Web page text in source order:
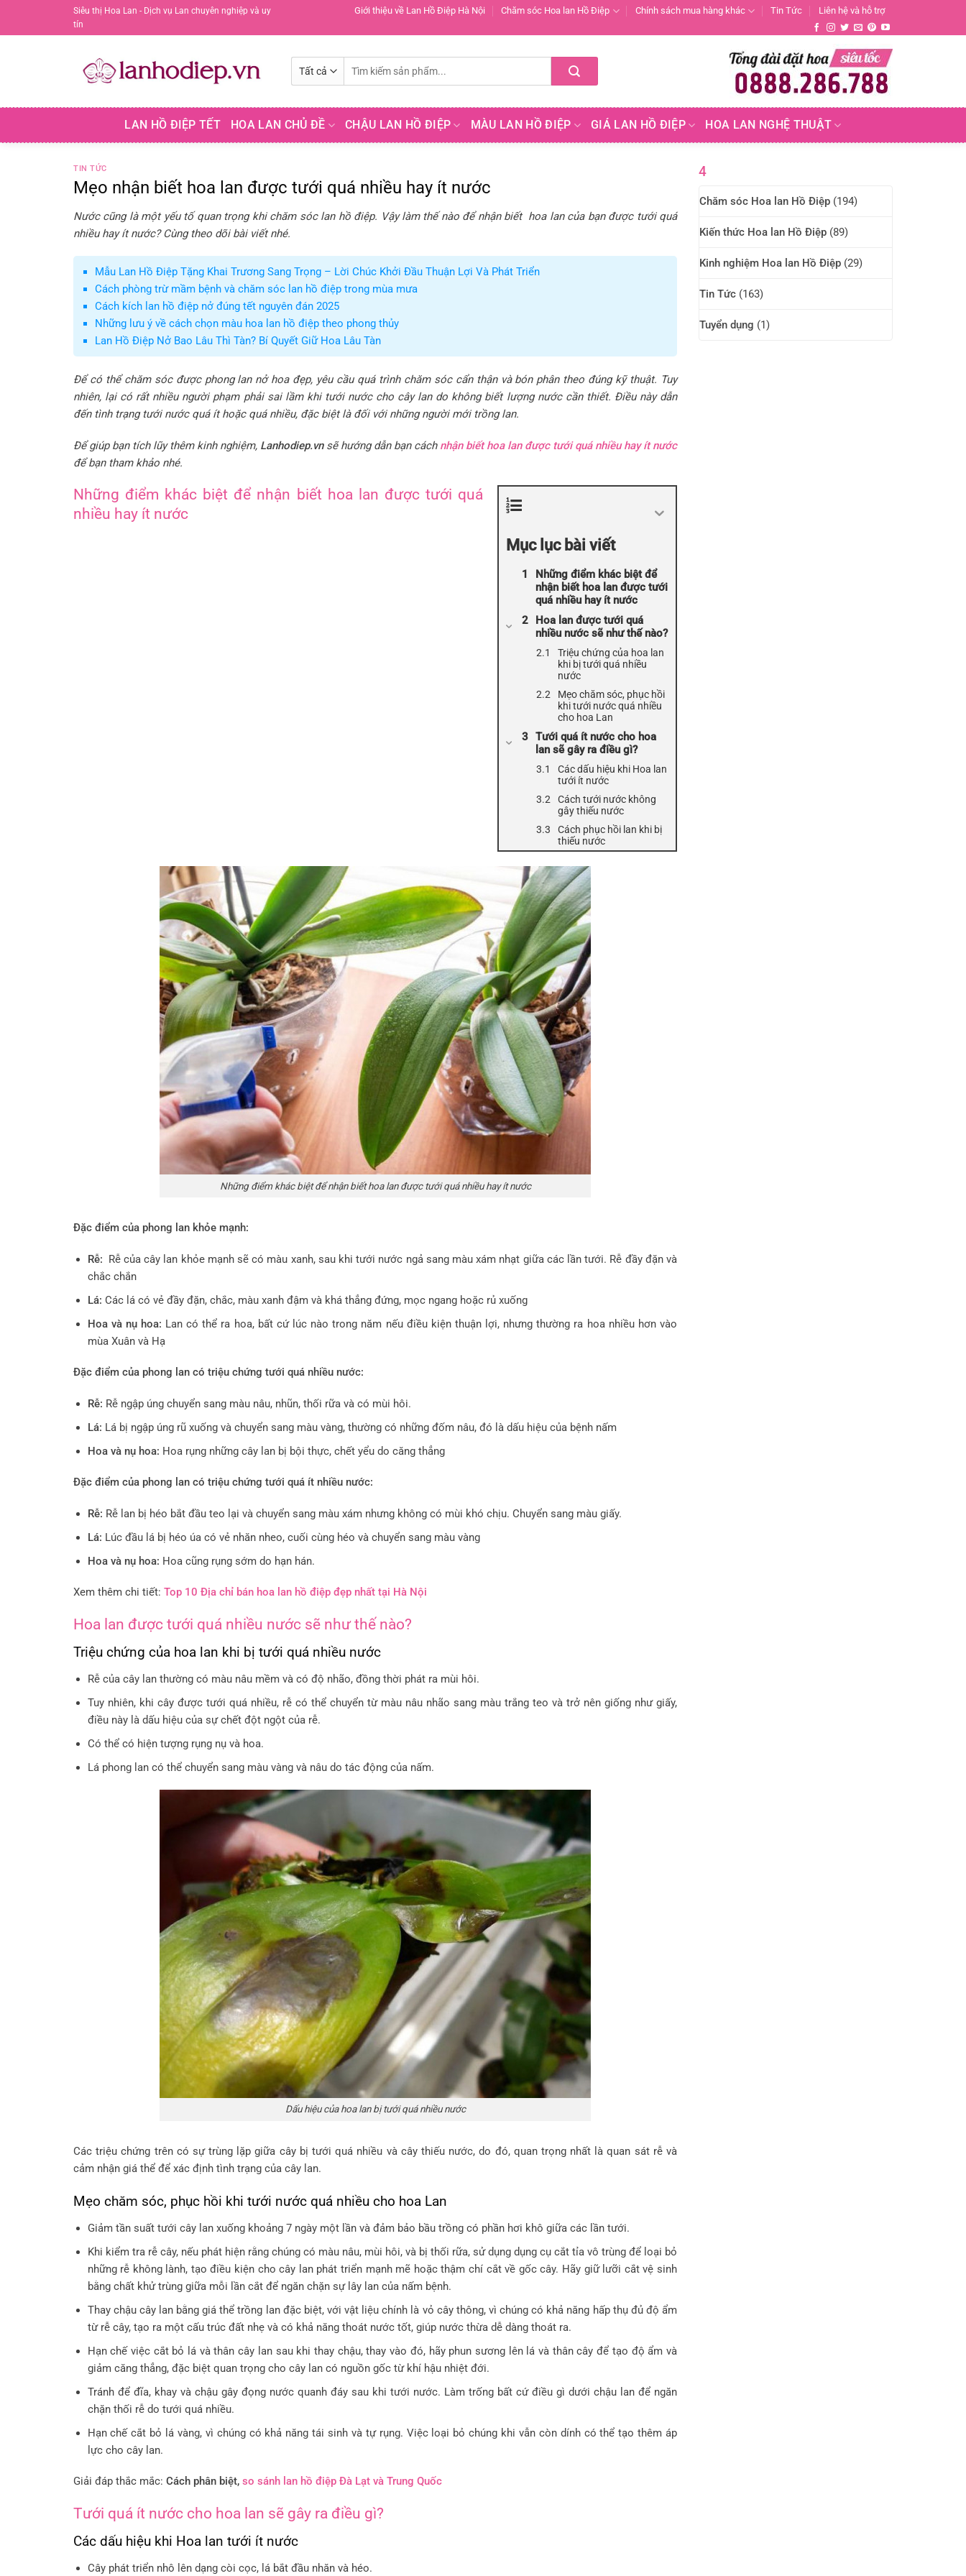
Siêu thị Hoa Lan - Dịch vụ Lan chuyên nghiệp và uy
tín
Giới thiệu về Lan Hồ Điệp Hà Nội Chăm sóc Hoa lan Hồ Điệp Chính sách mua hàng khác Tin Tức Liên hệ và hỗ trợ
kiếm:
LAN HỒ ĐIỆP TẾT HOA LAN CHỦ ĐỀ CHẬU LAN HỒ ĐIỆP MÀU LAN HỒ ĐIỆP GIÁ LAN HỒ ĐIỆP HOA LAN NGHỆ THUẬT
TIN TỨC
Mẹo nhận biết hoa lan được tưới quá nhiều hay ít nước
Nước cũng là một yếu tố quan trọng khi chăm sóc lan hồ điệp. Vậy làm thế nào để nhận biết hoa lan của bạn được tưới quá
nhiều hay ít nước? Cùng theo dõi bài viết nhé.
Mẫu Lan Hồ Điệp Tặng Khai Trương Sang Trọng – Lời Chúc Khởi Đầu Thuận Lợi Và Phát Triển
Cách phòng trừ mầm bệnh và chăm sóc lan hồ điệp trong mùa mưa
Cách kích lan hồ điệp nở đúng tết nguyên đán 2025
Những lưu ý về cách chọn màu hoa lan hồ điệp theo phong thủy
Lan Hồ Điệp Nở Bao Lâu Thì Tàn? Bí Quyết Giữ Hoa Lâu Tàn
Để có thể chăm sóc được phong lan nở hoa đẹp, yêu cầu quá trình chăm sóc cẩn thận và bón phân theo đúng kỹ thuật. Tuy
nhiên, lại có rất nhiều người phạm phải sai lầm khi tưới nước cho cây lan do không biết lượng nước cần thiết. Điều này dẫn
đến tình trạng tưới nước quá ít hoặc quá nhiều, đặc biệt là đối với những người mới trồng lan.
Để giúp bạn tích lũy thêm kinh nghiệm, Lanhodiep.vnsẽ hướng dẫn bạn cách nhận biết hoa lan được tưới quá nhiều hay ít nước
để bạn tham khảo nhé.
Mục lục bài viết
Những điểm khác biệt để
nhận biết hoa lan được tưới
quá nhiều hay ít nước
Hoa lan được tưới quá
nhiều nước sẽ như thế nào?
Triệu chứng của hoa lan
khi bị tưới quá nhiều
nước
Mẹo chăm sóc, phục hồi
khi tưới nước quá nhiều
cho hoa Lan
Tưới quá ít nước cho hoa
lan sẽ gây ra điều gì?
Các dấu hiệu khi Hoa lan
tưới ít nước
Cách tưới nước không
gây thiếu nước
Cách phục hồi lan khi bị
thiếu nước
Những điểm khác biệt để nhận biết hoa lan được tưới quá
nhiều hay ít nước
Những điểm khác biệt để nhận biết hoa lan được tưới quá nhiều hay ít nước
Đặc điểm của phong lan khỏe mạnh:
Rễ: Rễ của cây lan khỏe mạnh sẽ có màu xanh, sau khi tưới nước ngả sang màu xám nhạt giữa các lần tưới. Rễ đầy đặn và
chắc chắn
Lá: Các lá có vẻ đầy đặn, chắc, màu xanh đậm và khá thẳng đứng, mọc ngang hoặc rủ xuống
Hoa và nụ hoa: Lan có thể ra hoa, bất cứ lúc nào trong năm nếu điều kiện thuận lợi, nhưng thường ra hoa nhiều hơn vào
mùa Xuân và Hạ
Đặc điểm của phong lan có triệu chứng tưới quá nhiều nước:
Rễ: Rễ ngập úng chuyển sang màu nâu, nhũn, thối rữa và có mùi hôi.
Lá: Lá bị ngập úng rũ xuống và chuyển sang màu vàng, thường có những đốm nâu, đó là dấu hiệu của bệnh nấm
Hoa và nụ hoa: Hoa rụng những cây lan bị bội thực, chết yểu do căng thẳng
Đặc điểm của phong lan có triệu chứng tưới quá ít nhiều nước:
Rễ: Rễ lan bị héo bắt đầu teo lại và chuyển sang màu xám nhưng không có mùi khó chịu. Chuyển sang màu giấy.
Lá: Lúc đầu lá bị héo úa có vẻ nhăn nheo, cuối cùng héo và chuyển sang màu vàng
Hoa và nụ hoa: Hoa cũng rụng sớm do hạn hán.
Xem thêm chi tiết: Top 10 Địa chỉ bán hoa lan hồ điệp đẹp nhất tại Hà Nội
Hoa lan được tưới quá nhiều nước sẽ như thế nào?
Triệu chứng của hoa lan khi bị tưới quá nhiều nước
Rễ của cây lan thường có màu nâu mềm và có độ nhão, đồng thời phát ra mùi hôi.
Tuy nhiên, khi cây được tưới quá nhiều, rễ có thể chuyển từ màu nâu nhão sang màu trắng teo và trở nên giống như giấy,
điều này là dấu hiệu của sự chết đột ngột của rễ.
Có thể có hiện tượng rụng nụ và hoa.
Lá phong lan có thể chuyển sang màu vàng và nâu do tác động của nấm.
Dấu hiệu của hoa lan bị tưới quá nhiều nước
Các triệu chứng trên có sự trùng lặp giữa cây bị tưới quá nhiều và cây thiếu nước, do đó, quan trọng nhất là quan sát rễ và
cảm nhận giá thể để xác định tình trạng của cây lan.
Mẹo chăm sóc, phục hồi khi tưới nước quá nhiều cho hoa Lan
Giảm tần suất tưới cây lan xuống khoảng 7 ngày một lần và đảm bảo bầu trồng có phần hơi khô giữa các lần tưới.
Khi kiểm tra rễ cây, nếu phát hiện rằng chúng có màu nâu, mùi hôi, và bị thối rữa, sử dụng dụng cụ cắt tỉa vô trùng để loại bỏ
những rễ không lành, tạo điều kiện cho cây lan phát triển mạnh mẽ hoặc thậm chí cắt về gốc cây. Hãy giữ lưỡi cắt vệ sinh
bằng chất khử trùng giữa mỗi lần cắt để ngăn chặn sự lây lan của nấm bệnh.
Thay chậu cây lan bằng giá thể trồng lan đặc biệt, với vật liệu chính là vỏ cây thông, vì chúng có khả năng hấp thụ đủ độ ẩm
từ rễ cây, tạo ra một cấu trúc đất nhẹ và có khả năng thoát nước tốt, giúp nước thừa dễ dàng thoát ra.
Hạn chế việc cắt bỏ lá và thân cây lan sau khi thay chậu, thay vào đó, hãy phun sương lên lá và thân cây để tạo độ ẩm và
giảm căng thẳng, đặc biệt quan trọng cho cây lan có nguồn gốc từ khí hậu nhiệt đới.
Tránh để đĩa, khay và chậu gây đọng nước quanh đáy sau khi tưới nước. Làm trống bất cứ điều gì dưới chậu lan để ngăn
chặn thối rễ do tưới quá nhiều.
Hạn chế cắt bỏ lá vàng, vì chúng có khả năng tái sinh và tự rụng. Việc loại bỏ chúng khi vẫn còn dính có thể tạo thêm áp
lực cho cây lan.
Giải đáp thắc mắc: Cách phân biệt, so sánh lan hồ điệp Đà Lạt và Trung Quốc
Tưới quá ít nước cho hoa lan sẽ gây ra điều gì?
Các dấu hiệu khi Hoa lan tưới ít nước
Cây phát triển nhô lên dạng còi cọc, lá bắt đầu nhăn và héo.
4
Chăm sóc Hoa lan Hồ Điệp (194)
Kiến thức Hoa lan Hồ Điệp (89)
Kinh nghiệm Hoa lan Hồ Điệp (29)
Tin Tức (163)
Tuyển dụng (1)